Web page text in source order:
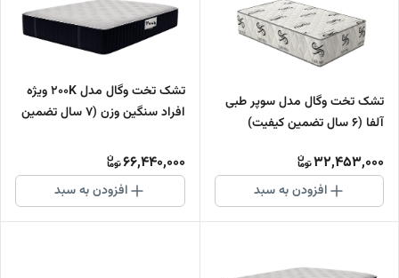
تشک تخت وگال مدل سوپر طبی
آلفا (6 سال تضمین کیفیت)
32,453,000
افزودن به سبد
تشک تخت وگال مدل 200K ویژه
افراد سنگین وزن (7 سال تضمین
66,440,000
افزودن به سبد